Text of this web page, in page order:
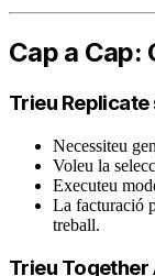
Cap a Cap:
Trieu Replicate
Necessiteu
Voleu la
Executeu
La facturació
treball.
Trieu Together